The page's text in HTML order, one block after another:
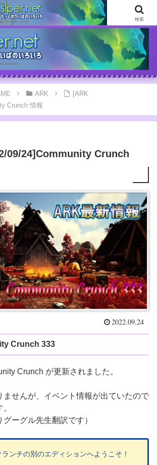
ムとか自分の体験談とか書いてます
ARK
[ARK
Crunch 情報
09/24]Community Crunch
2022.09.24
Crunch 333
Crunch が更新されました。
ませんが、イベント情報が出ていたので
ーグル先生翻訳です）
ンチの別のエディションへようこそ！
検索